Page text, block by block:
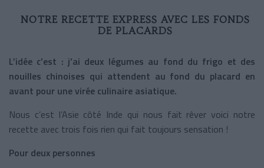
NOTRE RECETTE EXPRESS AVEC LES FONDS
DE PLACARDS
L’idée c’est : j’ai deux légumes au fond du frigo et des
nouilles chinoises qui attendent au fond du placard en
avant pour une virée culinaire asiatique.
Nous c’est l’Asie côté Inde qui nous fait rêver voici notre
recette avec trois fois rien qui fait toujours sensation !
Pour deux personnes